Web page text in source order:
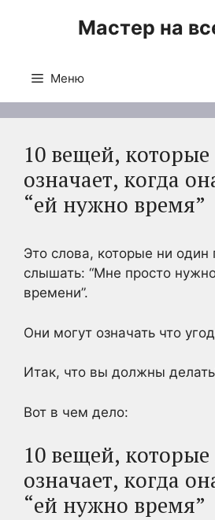
Мастер на
Меню
10 вещей, которые
означает, когда
“ей нужно время”
Это слова, которые ни один
слышать: “Мне просто
времени”.
Они могут означать что
Итак, что вы должны
Вот в чем дело:
10 вещей, которые
означает, когда
“ей нужно время”